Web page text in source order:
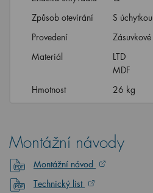
Způsob otevírání
S úchytkou
Provedení
Zásuvkové
Materiál
LTD
MDF
Hmotnost
26 kg
Montážní návody
Montážní návod
Technický list